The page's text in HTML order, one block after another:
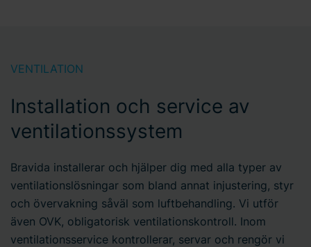
VENTILATION
Installation och service av
ventilationssystem
Bravida installerar och hjälper dig med alla typer av
ventilationslösningar som bland annat injustering, styr
och övervakning såväl som luftbehandling. Vi utför
även OVK, obligatorisk ventilationskontroll. Inom
ventilationsservice kontrollerar, servar och rengör vi